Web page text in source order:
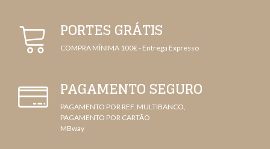
PORTES GRÁTIS
COMPRA MÍNIMA 100€ - Entrega Expresso
PAGAMENTO SEGURO
PAGAMENTO POR REF. MULTIBANCO,
PAGAMENTO POR CARTÃO
MBway